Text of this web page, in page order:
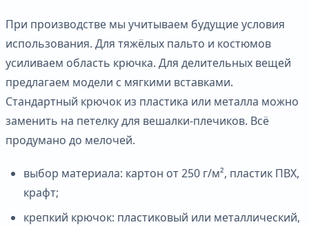
При производстве мы учитываем будущие условия
использования. Для тяжёлых пальто и костюмов
усиливаем область крючка. Для делительных вещей
предлагаем модели с мягкими вставками.
Стандартный крючок из пластика или металла можно
заменить на петелку для вешалки-плечиков. Всё
продумано до мелочей.
выбор материала: картон от 250 г/м², пластик ПВХ,
крафт;
крепкий крючок: пластиковый или металлический,